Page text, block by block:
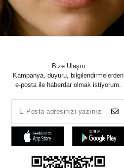
Bize Ulaşın
Kampanya, duyuru, bilgilendirmelerden
e-posta ile haberdar olmak istiyorum.